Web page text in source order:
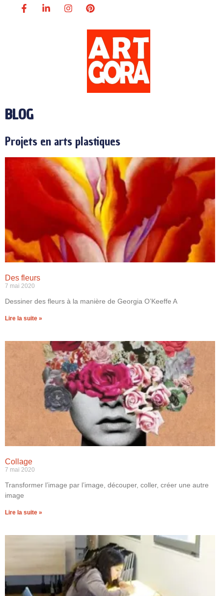
BLOG
Projets en arts plastiques
Des fleurs
7 mai 2020
Dessiner des fleurs à la manière de Georgia O’Keeffe A
Lire la suite »
Collage
7 mai 2020
Transformer l’image par l’image, découper, coller, créer une autre
image
Lire la suite »